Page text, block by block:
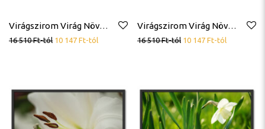
Virágszirom Virág Növény Poszter
16 510Ft-tól 10 147 Ft-tól
Virágszirom Virág Növény Poszter
16 510Ft-tól 10 147 Ft-tól